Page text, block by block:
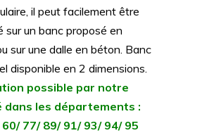
il peut facilement être
sur un banc proposé en
sur une dalle en béton. Banc
disponible en 2 dimensions.
possible par notre
dans les départements :
77/ 89/ 91/ 93/ 94/ 95